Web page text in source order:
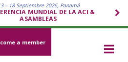
– 18 Septiembre 2026, Panamá
MUNDIAL DE LA ACI &
ASAMBLEAS
a member